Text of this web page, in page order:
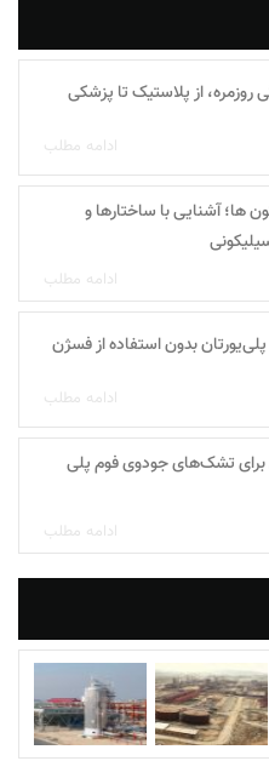
روزمره، از پلاستیک تا پزشکی
ادامه مطلب
ها؛ آشنایی با ساختارها و
ادامه مطلب
پلی‌یورتان بدون استفاده از فسژن
ادامه مطلب
برای تشک‌های جودوی فوم پلی‌
ادامه مطلب